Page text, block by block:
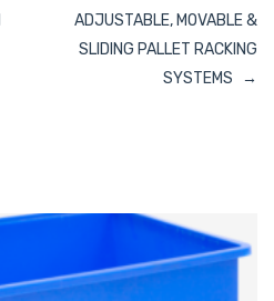
ADJUSTABLE, MOVABLE &
SLIDING PALLET RACKING
SYSTEMS